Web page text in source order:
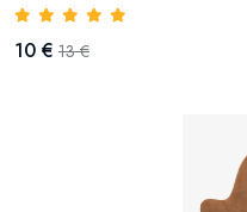
10 € 13 €